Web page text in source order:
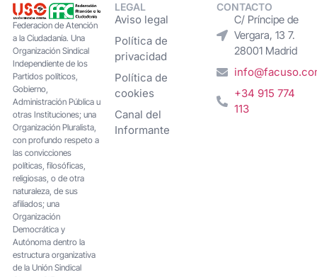
Federacion de Atención
a la Ciudadanía. Una
Organización Sindical
Independiente de los
Partidos políticos,
Gobierno,
Administración Pública u
otras Instituciones; una
Organización Pluralista,
con profundo respeto a
las convicciones
políticas, filosóficas,
religiosas, o de otra
naturaleza, de sus
afiliados; una
Organización
Democrática y
Autónoma dentro la
estructura organizativa
de la Unión Sindical
LEGAL
Aviso legal
Política de
privacidad
Política de
cookies
Canal del
Informante
CONTACTO
C/ Príncipe de
Vergara, 13 7.
28001 Madrid
+34 915 774
113